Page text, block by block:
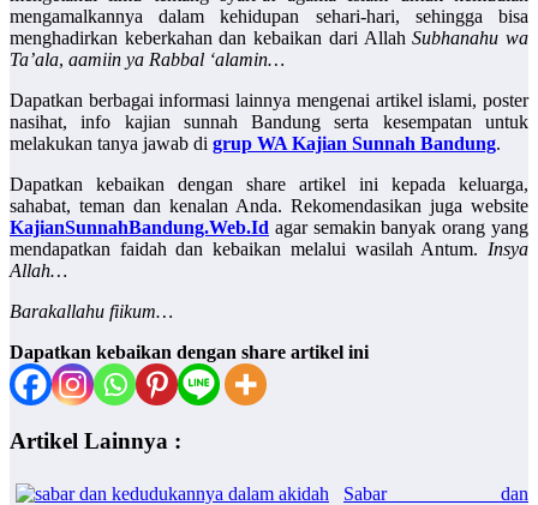
mengamalkannya dalam kehidupan sehari-hari, sehingga bisa
menghadirkan keberkahan dan kebaikan dari AllahSubhanahu wa
Ta’ala, aamiin ya Rabbal ‘alamin…
Dapatkan berbagai informasi lainnya mengenai artikel islami, poster
nasihat, info kajian sunnah Bandung serta kesempatan untuk
melakukan tanya jawab di grup WA Kajian Sunnah Bandung.
Dapatkan kebaikan dengan share artikel ini kepada keluarga,
sahabat, teman dan kenalan Anda. Rekomendasikan juga website
KajianSunnahBandung.Web.Id agar semakin banyak orang yang
mendapatkan faidah dan kebaikan melalui wasilah Antum. Insya
Allah…
Barakallahu fiikum…
Dapatkan kebaikan dengan share artikel ini
Artikel Lainnya :
Sabar dan